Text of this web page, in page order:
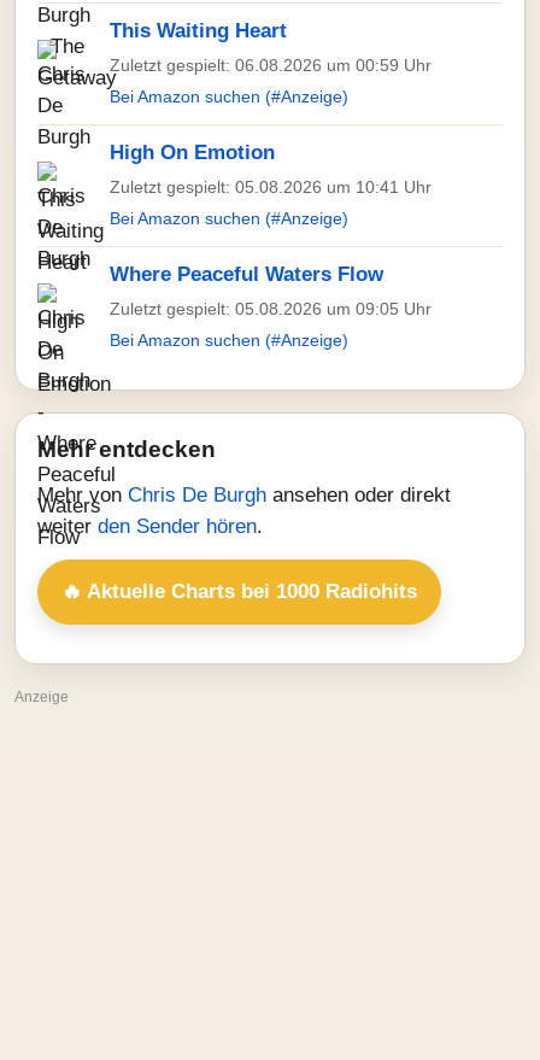
This Waiting Heart
Zuletzt gespielt: 06.08.2026 um 00:59 Uhr
Bei Amazon suchen (#Anzeige)
High On Emotion
Zuletzt gespielt: 05.08.2026 um 10:41 Uhr
Bei Amazon suchen (#Anzeige)
Where Peaceful Waters Flow
Zuletzt gespielt: 05.08.2026 um 09:05 Uhr
Bei Amazon suchen (#Anzeige)
Mehr entdecken
Mehr von Chris De Burgh ansehen oder direkt
weiter den Sender hören.
🔥 Aktuelle Charts bei 1000 Radiohits
Anzeige